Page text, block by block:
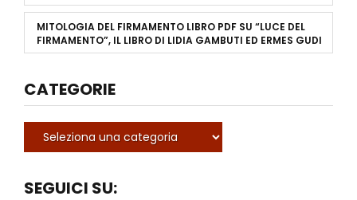
MITOLOGIA DEL FIRMAMENTO LIBRO PDF SU “LUCE DEL
FIRMAMENTO”, IL LIBRO DI LIDIA GAMBUTI ED ERMES GUDI
CATEGORIE
SEGUICI SU: